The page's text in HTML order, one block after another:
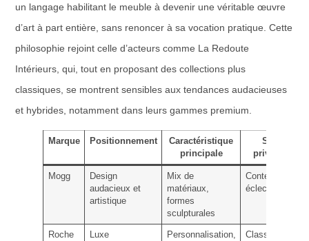
un langage habilitant le meuble à devenir une véritable œuvre
d’art à part entière, sans renoncer à sa vocation pratique. Cette
philosophie rejoint celle d’acteurs comme La Redoute
Intérieurs, qui, tout en proposant des collections plus
classiques, se montrent sensibles aux tendances audacieuses
et hybrides, notamment dans leurs gammes premium.
Marque Positionnement
Caractéristique
principale
Style
privilégié
Mogg
Design
audacieux et
artistique
Mix de
matériaux,
formes
sculpturales
Contemporain
éclectique
Roche
Luxe
Personnalisation,
Classique et